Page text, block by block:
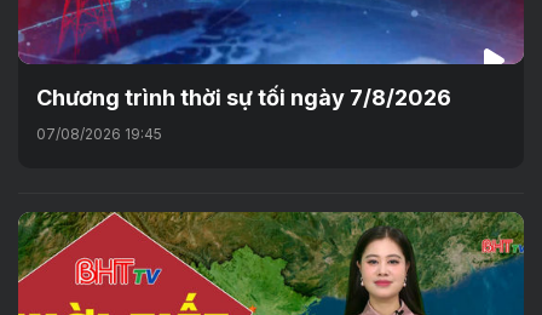
Chương trình thời sự tối ngày 7/8/2026
07/08/2026 19:45